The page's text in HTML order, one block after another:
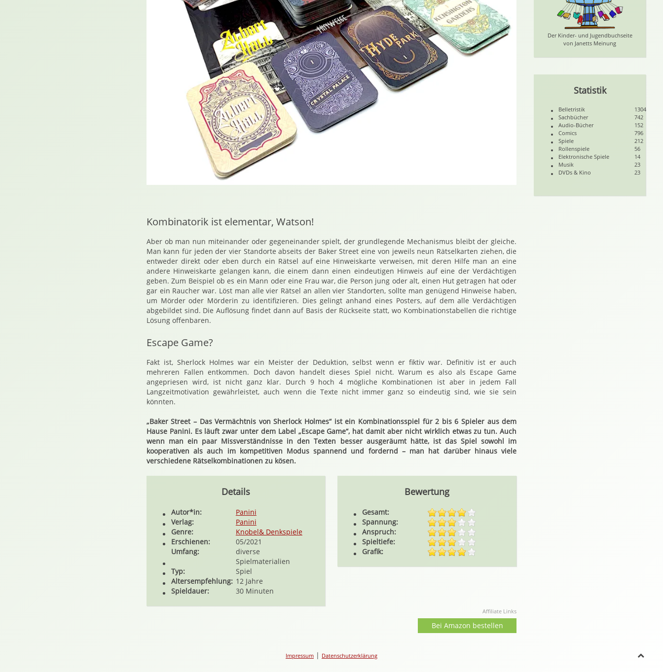
Kombinatorik ist elementar, Watson!
Aber ob man nun miteinander oder gegeneinander spielt, der grundlegende Mechanismus bleibt der gleiche.
Man kann für jeden der vier Standorte abseits der Baker Street eine von jeweils neun Rätselkarten ziehen, die
entweder direkt oder eben durch ein Rätsel auf eine Hinweiskarte verweisen, mit deren Hilfe man an eine
andere Hinweiskarte gelangen kann, die einem dann einen eindeutigen Hinweis auf eine der Verdächtigen
geben. Zum Beispiel ob es ein Mann oder eine Frau war, die Person jung oder alt, einen Hut getragen hat oder
gar ein Raucher war. Löst man alle vier Rätsel an allen vier Standorten, sollte man genügend Hinweise haben,
um Mörder oder Mörderin zu identifizieren. Dies gelingt anhand eines Posters, auf dem alle Verdächtigen
abgebildet sind. Die Auflösung findet dann auf Basis der Rückseite statt, wo Kombinationstabellen die richtige
Lösung offenbaren.
Escape Game?
Fakt ist, Sherlock Holmes war ein Meister der Deduktion, selbst wenn er fiktiv war. Definitiv ist er auch
mehreren Fallen entkommen. Doch davon handelt dieses Spiel nicht. Warum es also als Escape Game
angepriesen wird, ist nicht ganz klar. Durch 9 hoch 4 mögliche Kombinationen ist aber in jedem Fall
Langzeitmotivation gewährleistet, auch wenn die Texte nicht immer ganz so eindeutig sind, wie sie sein
könnten.
„Baker Street – Das Vermächtnis von Sherlock Holmes“ ist ein Kombinationsspiel für 2 bis 6 Spieler aus dem
Hause Panini. Es läuft zwar unter dem Label „Escape Game“, hat damit aber nicht wirklich etwas zu tun. Auch
wenn man ein paar Missverständnisse in den Texten besser ausgeräumt hätte, ist das Spiel sowohl im
kooperativen als auch im kompetitiven Modus spannend und fordernd – man hat darüber hinaus viele
verschiedene Rätselkombinationen zu kösen.
Details
Autor*in:
Panini
Verlag:
Panini
Genre:
Knobel& Denkspiele
Erschienen:
05/2021
Umfang:
diverse
Spielmaterialien
Typ:
Spiel
Altersempfehlung: 12 Jahre
Spieldauer:
30 Minuten
Bewertung
Gesamt:
Spannung:
Anspruch:
Spieltiefe:
Grafik:
Affiliate Links
Bei Amazon bestellen
Der Kinder- und Jugendbuchseite
von Janetts Meinung
Statistik
Belletristik
1304
Sachbücher
742
Audio-Bücher
152
Comics
796
Spiele
212
Rollenspiele
56
Elektronische Spiele
14
Musik
23
DVDs & Kino
23
Impressum | Datenschutzerklärung